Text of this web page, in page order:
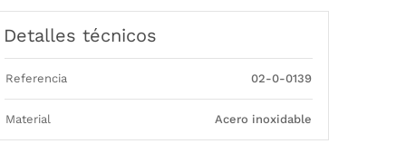
Detalles técnicos
Referencia 02-0-0139
Material Acero inoxidable